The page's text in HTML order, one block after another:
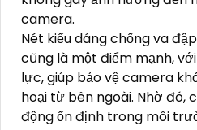
camera.
Nét kiểu dáng chống va
cũng là một điểm mạnh,
lực, giúp bảo vệ camera
hoại từ bên ngoài. Nhờ đó,
động ổn định trong môi